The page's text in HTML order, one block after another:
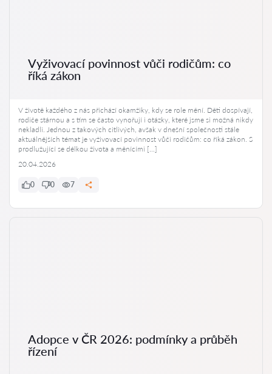
Vyživovací povinnost vůči rodičům: co
říká zákon
V životě každého z nás přichází okamžiky, kdy se role mění. Děti dospívají,
rodiče stárnou a s tím se často vynořují i otázky, které jsme si možná nikdy
nekladli. Jednou z takových citlivých, avšak v dnešní společnosti stále
aktuálnějších témat je vyživovací povinnost vůči rodičům: co říká zákon. S
prodlužující se délkou života a měnícími […]
20.04.2026
0 0 7
Adopce v ČR 2026: podmínky a průběh
řízení